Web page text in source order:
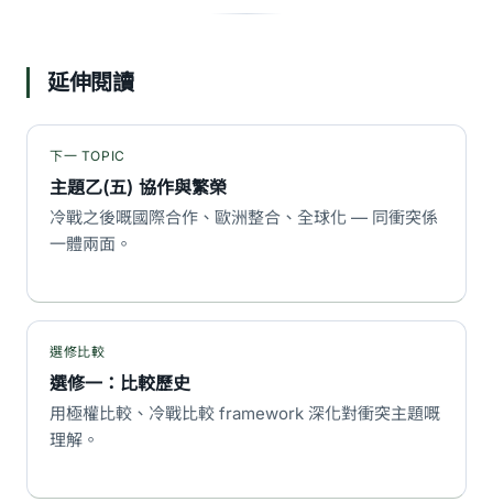
延伸閱讀
下一 TOPIC
主題乙(五) 協作與繁榮
冷戰之後嘅國際合作、歐洲整合、全球化 — 同衝突係
一體兩面。
選修比較
選修一：比較歷史
用極權比較、冷戰比較 framework 深化對衝突主題嘅
理解。